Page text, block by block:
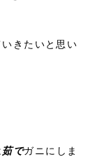
いきたいと思い
茹でガニにしま